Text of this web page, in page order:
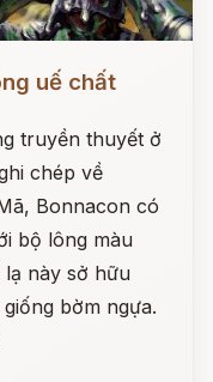
uế chất
truyền thuyết ở
chép về
Bonnacon có
bộ lông màu
này sở hữu
bờm ngựa.